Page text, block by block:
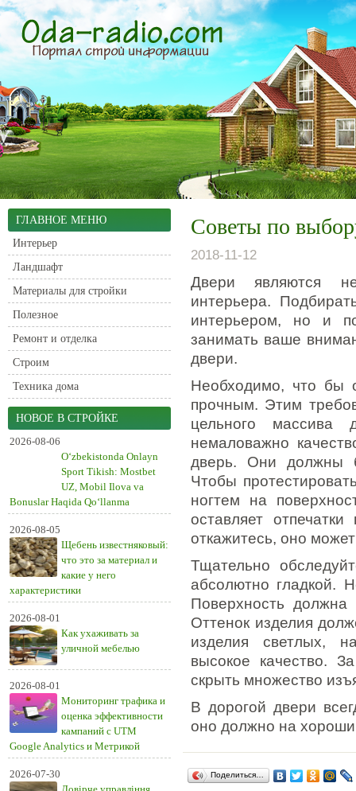
ГЛАВНОЕ МЕНЮ
Интерьер
Ландшафт
Материалы для стройки
Полезное
Ремонт и отделка
Строим
Техника дома
НОВОЕ В СТРОЙКЕ
2026-08-06
O‘zbekistonda Onlayn
Sport Tikish: Mostbet
UZ, Mobil Ilova va
Bonuslar Haqida Qo‘llanma
2026-08-05
Щебень известняковый:
что это за материал и
какие у него
характеристики
2026-08-01
Как ухаживать за
уличной мебелью
2026-08-01
Мониторинг трафика и
оценка эффективности
кампаний с UTM
Google Analytics и Метрикой
2026-07-30
Советы по
2018-11-12
Двери являются
интерьера.
интерьером, но и
занимать ваше
двери.
Необходимо, что бы
прочным. Этим
цельного
немаловажно
дверь. Они должны
Чтобы
ногтем на
оставляет
откажитесь, оно
Тщательно
абсолютно гладкой.
Поверхность
Оттенок изделия
изделия светлых,
высокое качество.
скрыть множество
В дорогой двери
оно должно на
Поделиться…